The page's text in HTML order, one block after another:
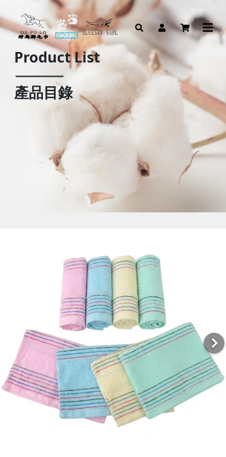
Product List
產品目錄